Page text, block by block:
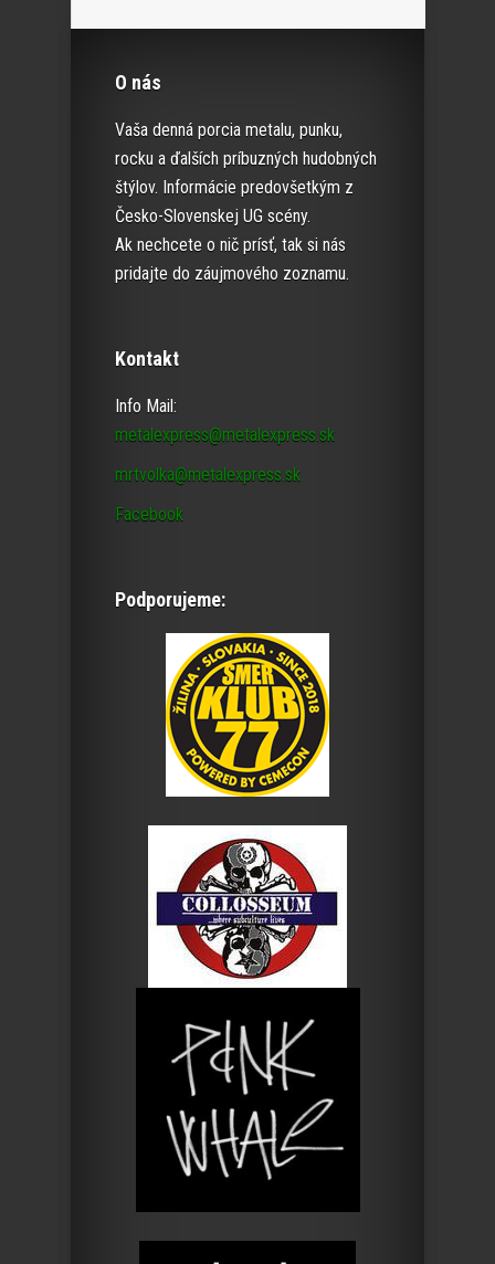
O nás
Vaša denná porcia metalu, punku,
rocku a ďalších príbuzných hudobných
štýlov. Informácie predovšetkým z
Česko-Slovenskej UG scény.
Ak nechcete o nič prísť, tak si nás
pridajte do záujmového zoznamu.
Kontakt
Info Mail:
metalexpress@metalexpress.sk
mrtvolka@metalexpress.sk
Facebook
Podporujeme: